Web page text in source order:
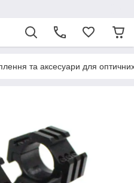
та аксесуари для оптичних